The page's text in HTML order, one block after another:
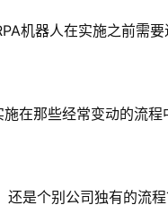
机器人在实施之前需
在那些经常变动的流
是个别公司独有的流